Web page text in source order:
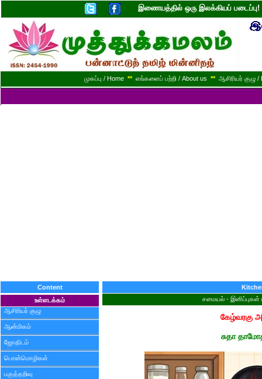
இணையத்தில் ஒரு இலக்கியப்
முகப்பு / Home ** எங்களைப் பற்றி / About us ** ஆசிரியர் குழு
Content
உள்ளடக்கம்
ஆசிரியர் குழு
ஆன்மிகம்
ஜோதிடம்
பொன்மொழிகள்
பகுத்தறிவு
சமையல் - இனிப்புகள்
கேழ்வரகு
சுதா